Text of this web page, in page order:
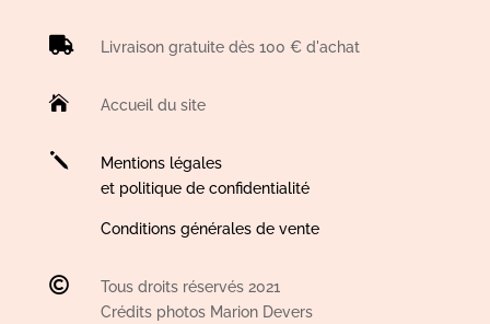
 Livraison gratuite dès 100 € d'achat
 Accueil du site
j
Mentions légales
et politique de confidentialité
Conditions générales de vente

Tous droits réservés 2021
Crédits photos Marion Devers